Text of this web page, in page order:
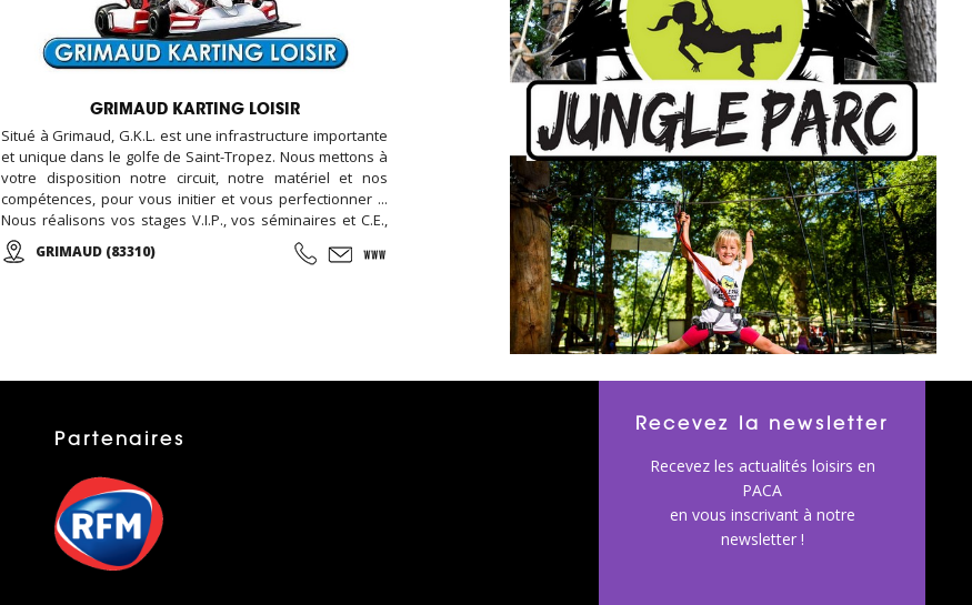
GRIMAUD KARTING LOISIR
Situé à Grimaud, G.K.L. est une infrastructure importante
et unique dans le golfe de Saint-Tropez. Nous mettons à
votre disposition notre circuit, notre matériel et nos
compétences, pour vous initier et vous perfectionner ...
Nous réalisons vos stages V.I.P., vos séminaires et C.E.,
vos formules week-end... Encadré par notre équipe de
passionnés vous participerez aux courses d'endurance,
GRIMAUD (83310)
Partenaires
Recevez la newsletter
Recevez les actualités loisirs en
PACA
en vous inscrivant à notre
newsletter !